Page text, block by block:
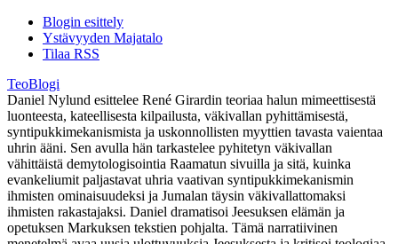
Blogin esittely
Ystävyyden Majatalo
Tilaa RSS
TeoBlogi
Daniel Nylund esittelee René Girardin teoriaa halun mimeettisestä
luonteesta, kateellisesta kilpailusta, väkivallan pyhittämisestä,
syntipukkimekanismista ja uskonnollisten myyttien tavasta vaientaa
uhrin ääni. Sen avulla hän tarkastelee pyhitetyn väkivallan
vähittäistä demytologisointia Raamatun sivuilla ja sitä, kuinka
evankeliumit paljastavat uhria vaativan syntipukkimekanismin
ihmisten ominaisuudeksi ja Jumalan täysin väkivallattomaksi
ihmisten rakastajaksi. Daniel dramatisoi Jeesuksen elämän ja
opetuksen Markuksen tekstien pohjalta. Tämä narratiivinen